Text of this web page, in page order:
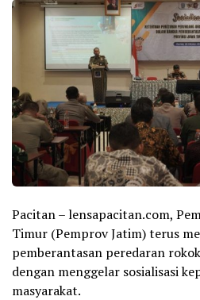
Pacitan – lensapacitan.com,
Timur (Pemprov Jatim) terus
pemberantasan peredaran
dengan menggelar sosialisasi
masyarakat.